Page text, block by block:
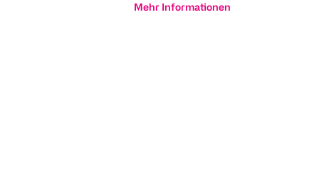
Mehr Informationen